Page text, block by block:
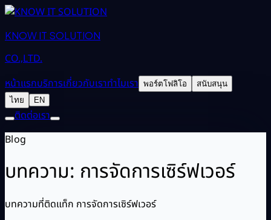
KNOW IT SOLUTION
CO.,LTD.
หน้าแรกบริการเกี่ยวกับเราทำไมเรา พอร์ตโฟลิโอ
สนับสนุน
ไทย
EN
ติดต่อเรา
Blog
บทความ: การจัดการเซิร์ฟเวอร์
บทความที่ติดแท็ก การจัดการเซิร์ฟเวอร์